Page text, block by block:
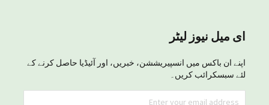
ای میل نیوز لیٹر
اپنے ان باکس میں انسپیریششن، خبریں، اور آئیڈیا حاصل کرنے کے
لئے سبسکرائب کریں۔